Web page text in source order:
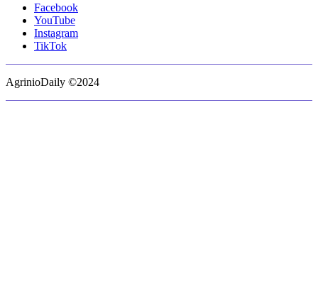
Facebook
YouTube
Instagram
TikTok
AgrinioDaily ©2024